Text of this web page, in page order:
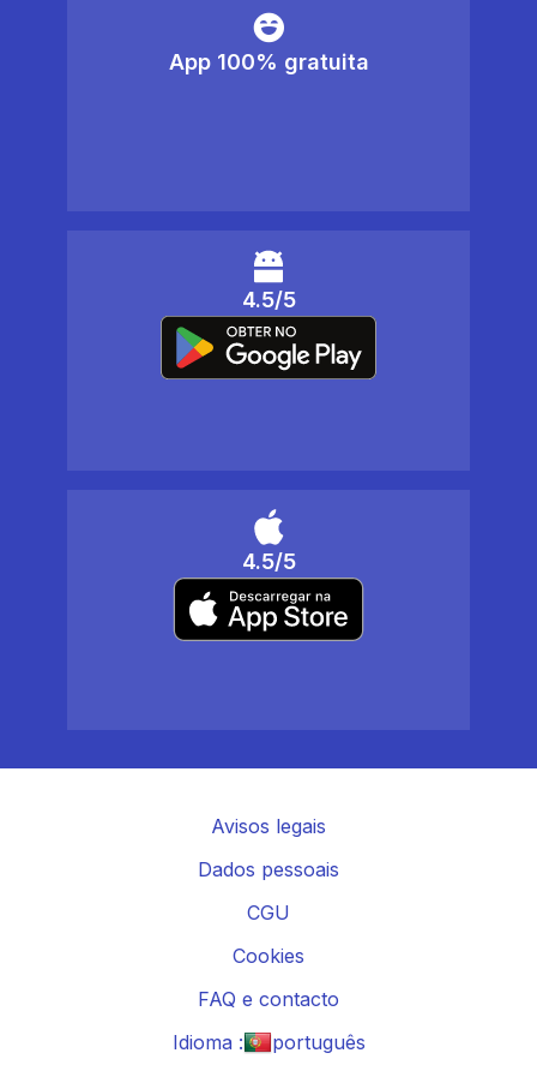
App 100% gratuita
4.5/5
4.5/5
Avisos legais
Dados pessoais
CGU
Cookies
FAQ e contacto
Idioma :
português